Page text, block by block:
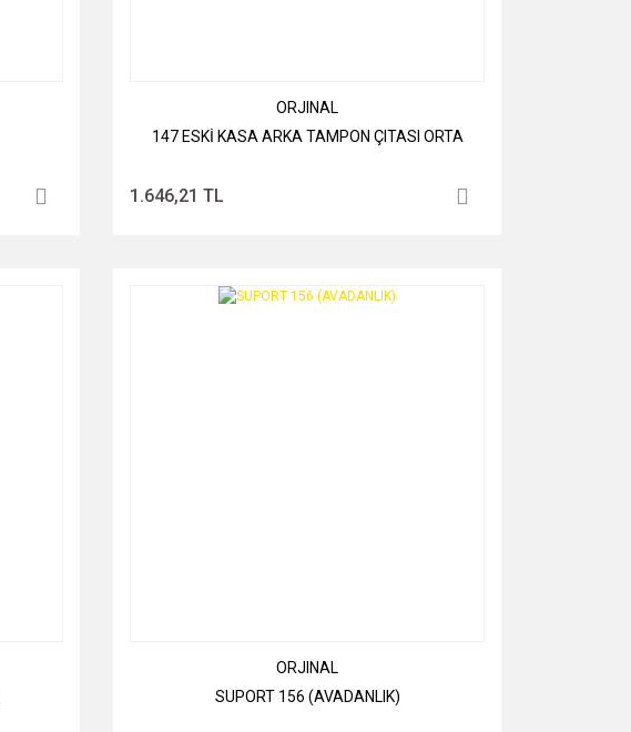
ORJINAL
147 ESKİ KASA ARKA TAMPON ÇITASI ORTA
1.646,21 TL
ORJINAL
SUPORT 156 (AVADANLIK)